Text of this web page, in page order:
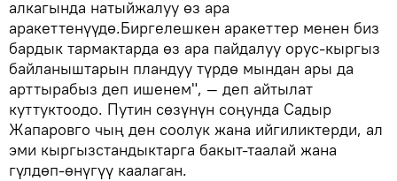
алкагында натыйжалуу өз ара
аракеттенүүдө.Биргелешкен аракеттер менен биз
бардык тармактарда өз ара пайдалуу орус-кыргыз
байланыштарын пландуу түрдө мындан ары да
арттырабыз деп ишенем", — деп айтылат
куттуктоодо. Путин сөзүнүн соңунда Садыр
Жапаровго чың ден соолук жана ийгиликтерди, ал
эми кыргызстандыктарга бакыт-таалай жана
гүлдөп-өнүгүү каалаган.